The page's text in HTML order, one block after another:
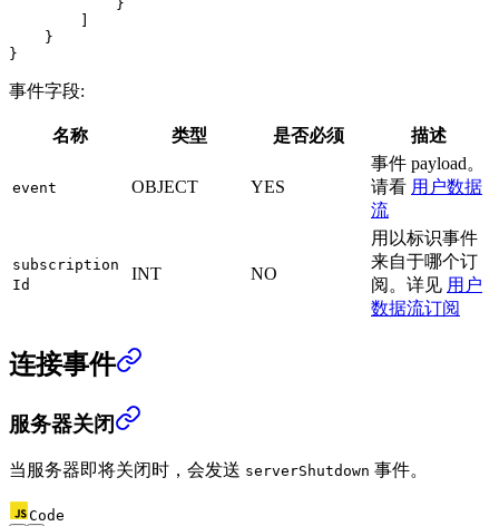
            }
    }
}
事件字段:
名称 类型 是否必须 描述
event OBJECT YES
事件 payload。
请看 用户数据
流
subscription
Id
INT NO
用以标识事件
来自于哪个订
阅。详见 用户
数据流订阅
连接事件
服务器关闭
当服务器即将关闭时，会发送 serverShutdown 事件。
Code